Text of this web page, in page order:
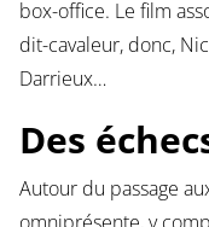
box-office. Le film
dit-cavaleur, donc,
Darrieux…
Des
Autour du passage